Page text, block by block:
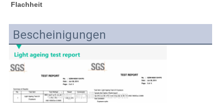
Flachheit
Bescheinigungen